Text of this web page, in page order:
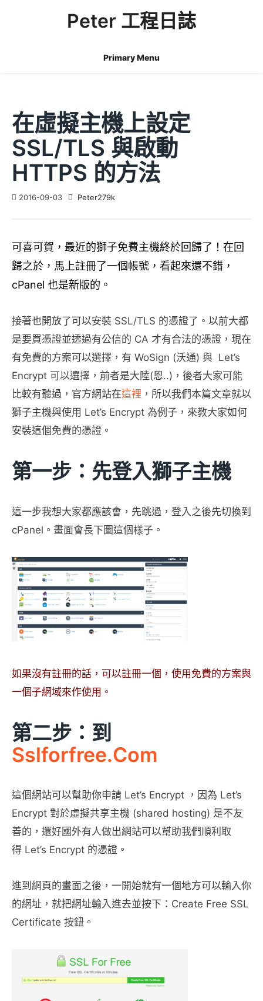
Peter 工程日誌
Primary Menu
在虛擬主機上設定
SSL/TLS 與啟動
HTTPS 的方法
2016-09-03 Peter279k
可喜可賀，最近的獅子免費主機終於回歸了！在回
歸之於，馬上註冊了一個帳號，看起來還不錯，
cPanel 也是新版的。
接著也開放了可以安裝 SSL/TLS 的憑證了。以前大都
是要買憑證並透過有公信的 CA 才有合法的憑證，現在
有免費的方案可以選擇，有 WoSign (沃通) 與 Let’s
Encrypt 可以選擇，前者是大陸(恩..)，後者大家可能
比較有聽過，官方網站在這裡 ，所以我們本篇文章就以
獅子主機與使用 Let’s Encrypt 為例子，來教大家如何
安裝這個免費的憑證。
第一步：先登入獅子主機
這一步我想大家都應該會，先跳過，登入之後先切換到
cPanel。畫面會長下圖這個樣子。
如果沒有註冊的話，可以註冊一個，使用免費的方案與
一個子網域來作使用。
第二步：到
Sslforfree.com
這個網站可以幫助你申請 Let’s Encrypt ，因為 Let’s
Encrypt 對於虛擬共享主機 (shared hosting) 是不友
善的，還好國外有人做出網站可以幫助我們順利取
得 Let’s Encrypt 的憑證。
進到網頁的畫面之後，一開始就有一個地方可以輸入你
的網址，就把網址輸入進去並按下：Create Free SSL
Certificate 按鈕。